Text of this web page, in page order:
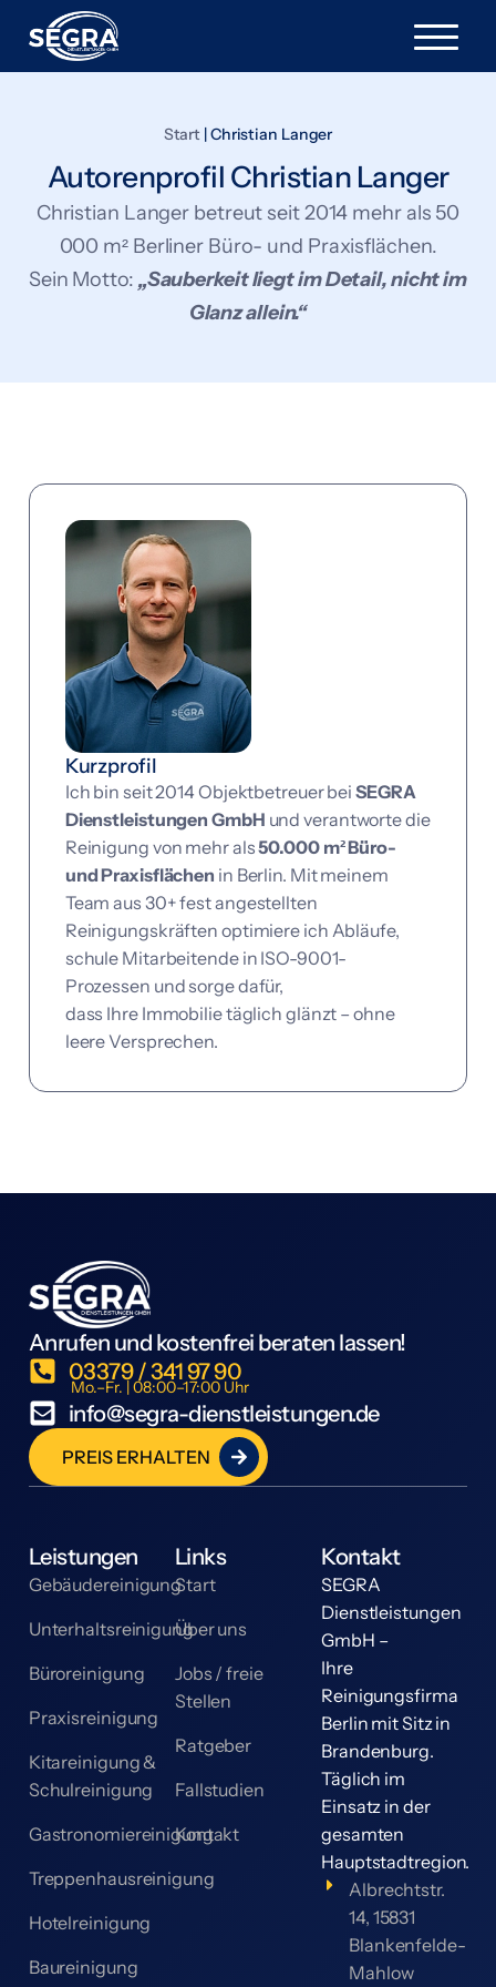
Start |Christian Langer
Autorenprofil Christian Langer
Christian Langer betreut seit 2014 mehr als 50
000 m² Berliner Büro- und Praxisflächen.
Sein Motto: „Sauberkeit liegt im Detail, nicht im
Glanz allein.“
Kurz­profil
Ich bin seit 2014 Objektbetreuer beiSEGRA
Dienstleistungen GmbH und verantworte die
Reinigung von mehr als50.000 m² Büro-
und Praxisflächen in Berlin. Mit meinem
Team aus 30+ fest angestellten
Reinigungskräften optimiere ich Abläufe,
schule Mitarbeitende in ISO-9001-
Prozessen und sorge dafür,
dass Ihre Immobilie täglich glänzt – ohne
leere Versprechen.
Anrufen und kostenfrei beraten lassen!
03379 / 341 97 90
Mo.–Fr. | 08:00–17:00 Uhr
info@segra-dienstleistungen.de
PREIS ERHALTEN
Leistungen
Gebäudereinigung
Unterhaltsreinigung
Büroreinigung
Praxisreinigung
Kitareinigung &
Schulreinigung
Gastronomiereinigung
Treppenhausreinigung
Hotelreinigung
Baureinigung
Links
Start
Über uns
Jobs / freie
Stellen
Ratgeber
Fallstudien
Kontakt
Kontakt
SEGRA
Dienstleistungen
GmbH –
Ihre
Reinigungsfirma
Berlin mit Sitz in
Brandenburg.
Täglich im
Einsatz in der
gesamten
Hauptstadtregion.
Albrechtstr.
14, 15831
Blankenfelde-
Mahlow